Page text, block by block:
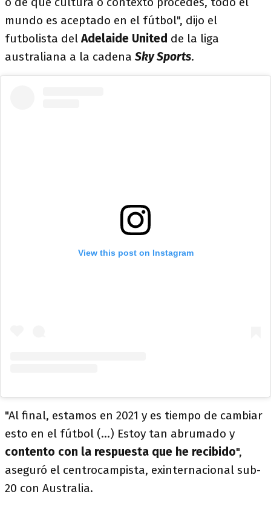
mundo es aceptado en el fútbol", dijo el
futbolista delAdelaide United de la liga
australiana a la cadena Sky Sports.
View this post on Instagram
"Al final, estamos en 2021 y es tiempo de cambiar
esto en el fútbol (...) Estoy tan abrumado y
contento con la respuesta que he recibido",
aseguró el centrocampista, exinternacional sub-
20 con Australia.